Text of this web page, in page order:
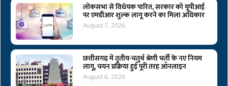
लोकसभा से विधेयक पारित, सरकार को यूपीआई
पर एमडीआर शुल्क लागू करने का मिला अधिकार
August 7, 2026
छत्तीसगढ़ में तृतीय-चतुर्थ श्रेणी भर्ती के नए नियम
लागू, चयन प्रक्रिया हुई पूरी तरह ऑनलाइन
August 6, 2026